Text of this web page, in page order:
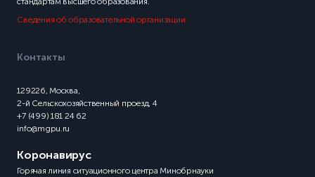
Сведения об образовательной организации
Контакты
129226, Москва,
2-й Сельскохозяйственный проезд, 4
+7 (499) 181 24 62
info@mgpu.ru
Коронавирус
Горячая линия ситуационного центра Минобрнауки